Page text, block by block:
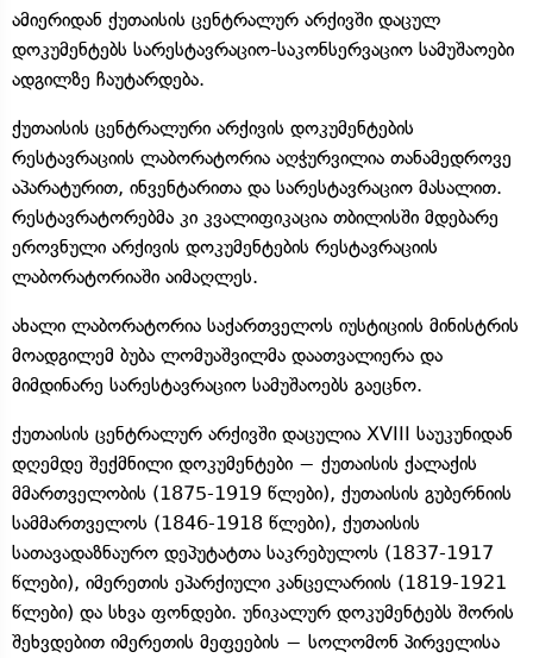
ამიერიდან ქუთაისის ცენტრალურ არქივში დაცულ
დოკუმენტებს სარესტავრაციო-საკონსერვაციო სამუშაოები
ადგილზე ჩაუტარდება.
ქუთაისის ცენტრალური არქივის დოკუმენტების
რესტავრაციის ლაბორატორია აღჭურვილია თანამედროვე
აპარატურით, ინვენტარითა და სარესტავრაციო მასალით.
რესტავრატორებმა კი კვალიფიკაცია თბილისში მდებარე
ეროვნული არქივის დოკუმენტების რესტავრაციის
ლაბორატორიაში აიმაღლეს.
ახალი ლაბორატორია საქართველოს იუსტიციის მინისტრის
მოადგილემ ბუბა ლომუაშვილმა დაათვალიერა და
მიმდინარე სარესტავრაციო სამუშაოებს გაეცნო.
ქუთაისის ცენტრალურ არქივში დაცულია XVIII საუკუნიდან
დღემდე შექმნილი დოკუმენტები − ქუთაისის ქალაქის
მმართველობის (1875-1919 წლები), ქუთაისის გუბერნიის
სამმართველოს (1846-1918 წლები), ქუთაისის
სათავადაზნაურო დეპუტატთა საკრებულოს (1837-1917
წლები), იმერეთის ეპარქიული კანცელარიის (1819-1921
წლები) და სხვა ფონდები. უნიკალურ დოკუმენტებს შორის
შეხვდებით იმერეთის მეფეების − სოლომონ პირველისა